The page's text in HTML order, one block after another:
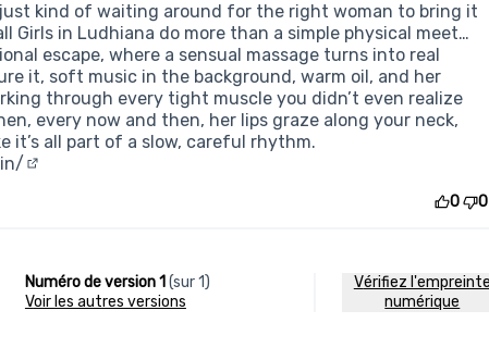
just kind of waiting around for the right woman to bring it
Girls in Ludhiana do more than a simple physical meet…
escape, where a sensual massage turns into real
it, soft music in the background, warm oil, and her
through every tight muscle you didn’t even realize
every now and then, her lips graze along your neck,
it’s all part of a slow, careful rhythm.
0 0
Numéro de version 1(sur 1)
voir les autres versions
Vérifiez l'empreinte
numérique